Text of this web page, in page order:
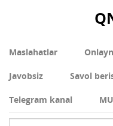
Maslahatlar
Javobsiz Savol
Telegram kanal